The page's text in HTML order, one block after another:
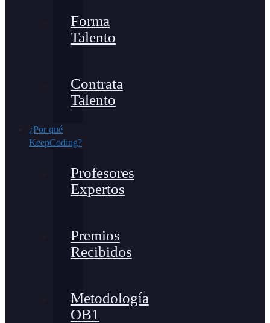
Forma
Talento
Contrata
Talento
¿Por qué
KeepCoding?
Profesores
Expertos
Premios
Recibidos
Metodología
OB1